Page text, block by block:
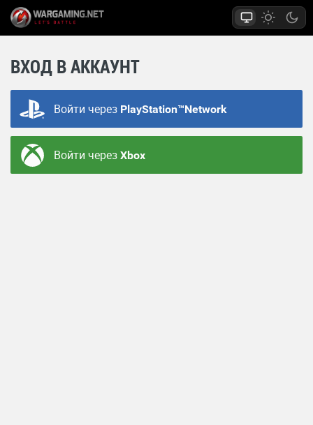
ВХОД В АККАУНТ
Войти через PlayStation™Network
Войти черезXbox